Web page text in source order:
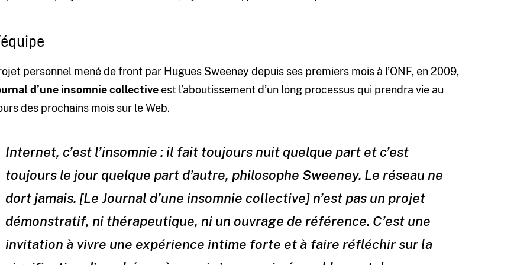
personnel mené de front par Hugues Sweeney depuis ses premiers mois à l’ONF, en 2009,
d’une insomnie collectiveest l’aboutissement d’un long processus qui prendra vie au
des prochains mois sur le Web.
Internet, c’est l’insomnie : il fait toujours nuit quelque part et c’est
toujours le jour quelque part d’autre, philosophe Sweeney. Le réseau ne
dort jamais. [Le Journal d’une insomnie collective] n’est pas un projet
démonstratif, ni thérapeutique, ni un ouvrage de référence. C’est une
invitation à vivre une expérience intime forte et à faire réfléchir sur la